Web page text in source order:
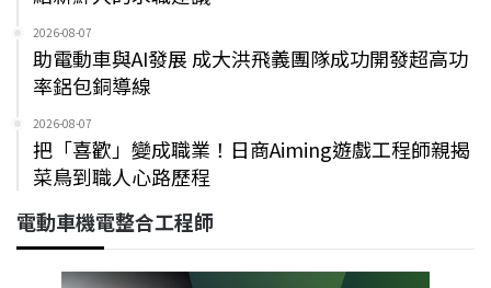
2026-08-07
助電動車與AI發展 成大洪飛義團隊成功開發超高功
率鋁包銅導線
2026-08-07
把「喜歡」變成職業！日商Aiming遊戲工程師親揭
菜鳥到職人心路歷程
電動車機電整合工程師